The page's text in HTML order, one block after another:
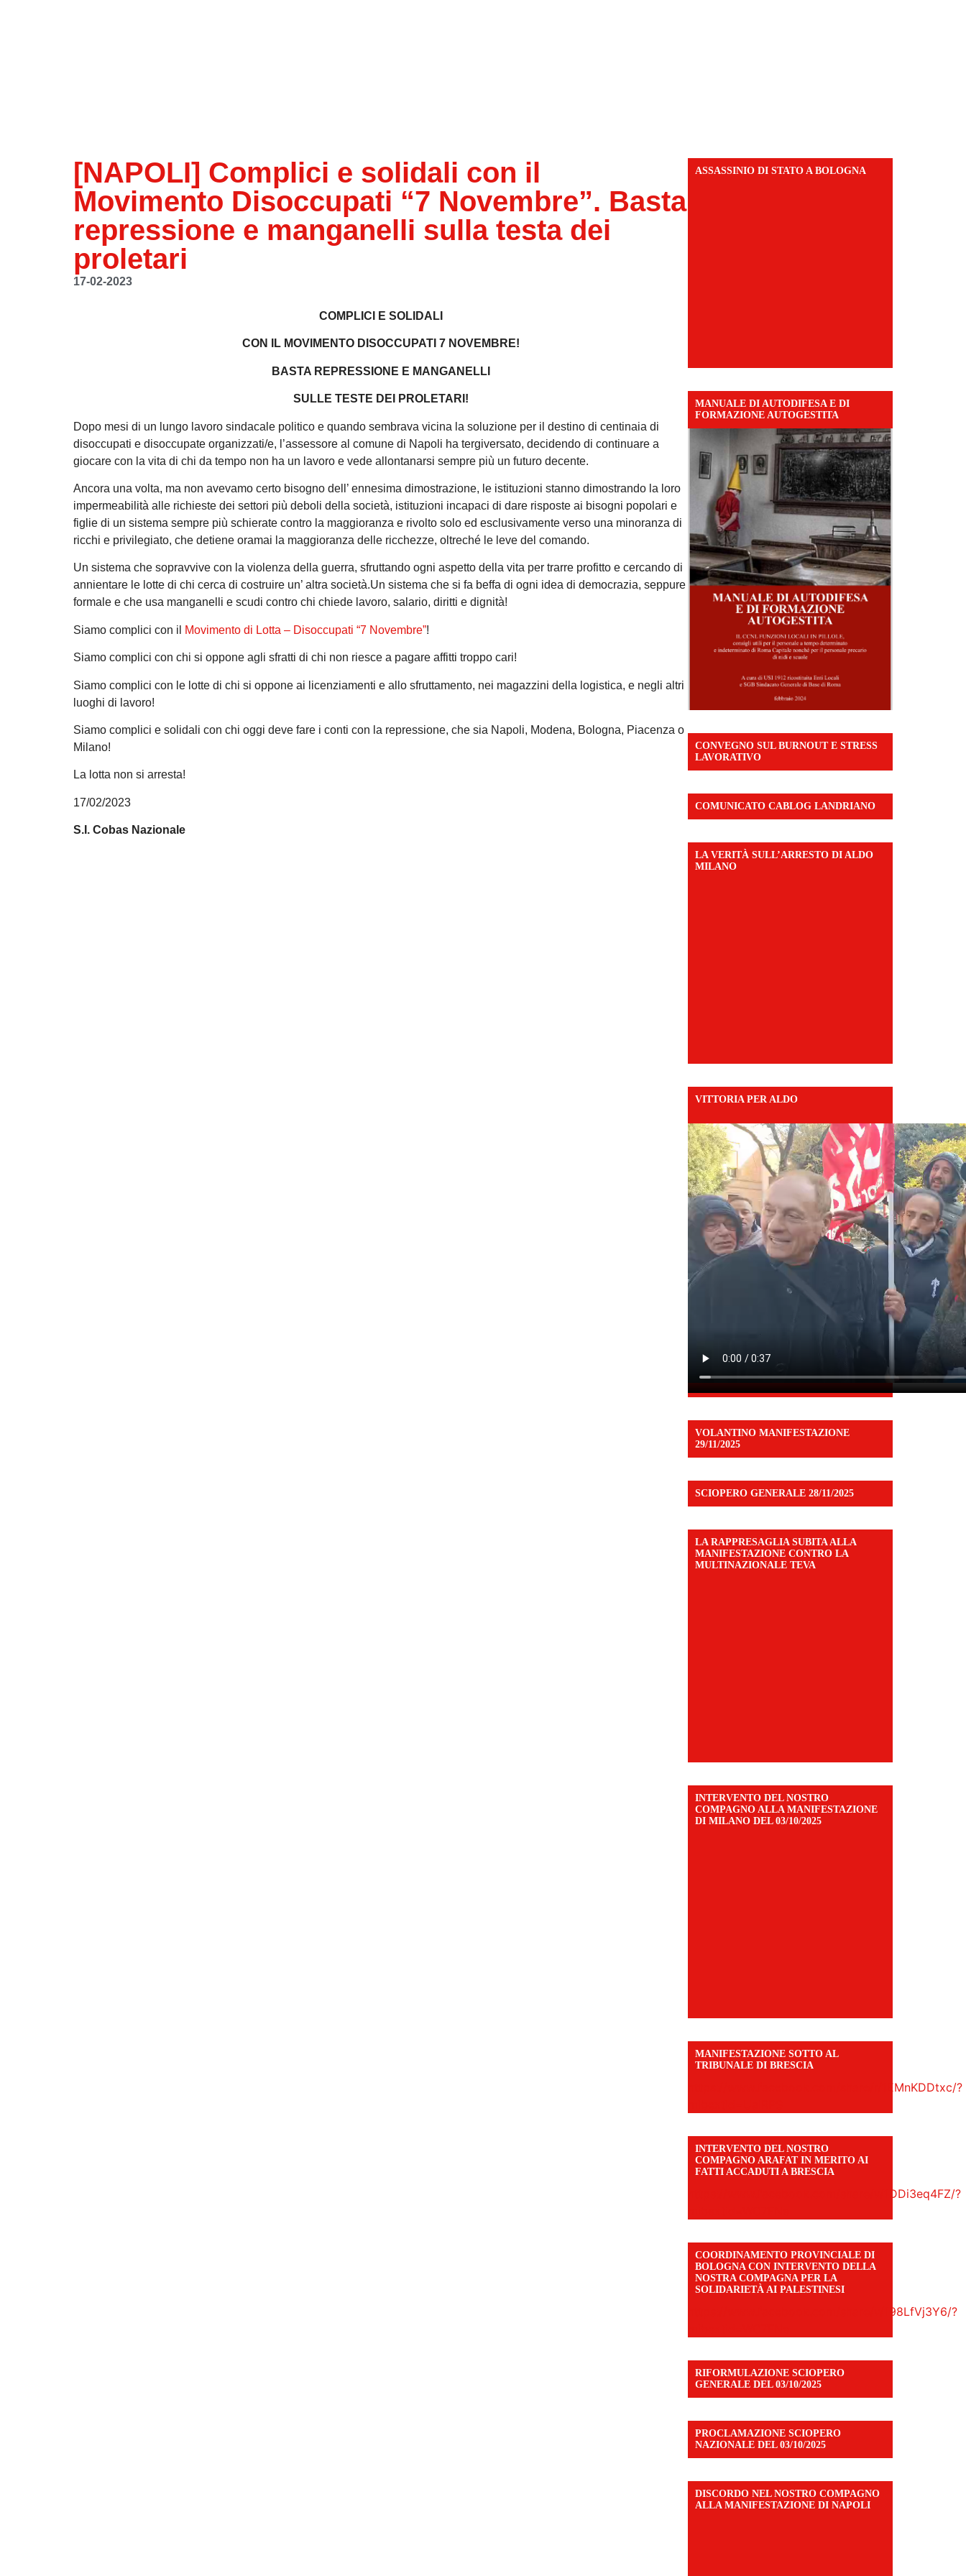
[NAPOLI] Complici e solidali con il
Movimento Disoccupati “7 Novembre”. Basta
repressione e manganelli sulla testa dei
proletari
17-02-2023
COMPLICI E SOLIDALI
CON IL MOVIMENTO DISOCCUPATI 7 NOVEMBRE!
BASTA REPRESSIONE E MANGANELLI
SULLE TESTE DEI PROLETARI!
Dopo mesi di un lungo lavoro sindacale politico e quando sembrava vicina la soluzione per il destino di centinaia di
disoccupati e disoccupate organizzati/e, l’assessore al comune di Napoli ha tergiversato, decidendo di continuare a
giocare con la vita di chi da tempo non ha un lavoro e vede allontanarsi sempre più un futuro decente.
Ancora una volta, ma non avevamo certo bisogno dell’ ennesima dimostrazione, le istituzioni stanno dimostrando la loro
impermeabilità alle richieste dei settori più deboli della società, istituzioni incapaci di dare risposte ai bisogni popolari e
figlie di un sistema sempre più schierate contro la maggioranza e rivolto solo ed esclusivamente verso una minoranza di
ricchi e privilegiato, che detiene oramai la maggioranza delle ricchezze, oltreché le leve del comando.
Un sistema che sopravvive con la violenza della guerra, sfruttando ogni aspetto della vita per trarre profitto e cercando di
annientare le lotte di chi cerca di costruire un’ altra società.Un sistema che si fa beffa di ogni idea di democrazia, seppure
formale e che usa manganelli e scudi contro chi chiede lavoro, salario, diritti e dignità!
Siamo complici con il Movimento di Lotta – Disoccupati “7 Novembre”!
Siamo complici con chi si oppone agli sfratti di chi non riesce a pagare affitti troppo cari!
Siamo complici con le lotte di chi si oppone ai licenziamenti e allo sfruttamento, nei magazzini della logistica, e negli altri
luoghi di lavoro!
Siamo complici e solidali con chi oggi deve fare i conti con la repressione, che sia Napoli, Modena, Bologna, Piacenza o
Milano!
La lotta non si arresta!
17/02/2023
S.I. Cobas Nazionale
ASSASSINIO DI STATO A BOLOGNA
MANUALE DI AUTODIFESA E DI
FORMAZIONE AUTOGESTITA
CONVEGNO SUL BURNOUT E STRESS
LAVORATIVO
COMUNICATO CABLOG LANDRIANO
LA VERITÀ SULL’ARRESTO DI ALDO
MILANO
VITTORIA PER ALDO
VOLANTINO MANIFESTAZIONE
29/11/2025
SCIOPERO GENERALE 28/11/2025
LA RAPPRESAGLIA SUBITA ALLA
MANIFESTAZIONE CONTRO LA
MULTINAZIONALE TEVA
INTERVENTO DEL NOSTRO
COMPAGNO ALLA MANIFESTAZIONE
DI MILANO DEL 03/10/2025
MANIFESTAZIONE SOTTO AL
TRIBUNALE DI BRESCIA
https://www.facebook.com/share/r/1EMnKDDtxc/?
INTERVENTO DEL NOSTRO
COMPAGNO ARAFAT IN MERITO AI
FATTI ACCADUTI A BRESCIA
https://www.facebook.com/share/v/1DDi3eq4FZ/?
COORDINAMENTO PROVINCIALE DI
BOLOGNA CON INTERVENTO DELLA
NOSTRA COMPAGNA PER LA
SOLIDARIETÀ AI PALESTINESI
https://www.facebook.com/share/v/198LfVj3Y6/?
RIFORMULAZIONE SCIOPERO
GENERALE DEL 03/10/2025
PROCLAMAZIONE SCIOPERO
NAZIONALE DEL 03/10/2025
DISCORDO NEL NOSTRO COMPAGNO
ALLA MANIFESTAZIONE DI NAPOLI